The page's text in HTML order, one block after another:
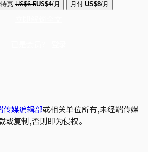
惠 US$6.5US$4/月 月付 US$8/月
传媒编辑部或相关单位所有,未经端传媒
复制,否则即为侵权。